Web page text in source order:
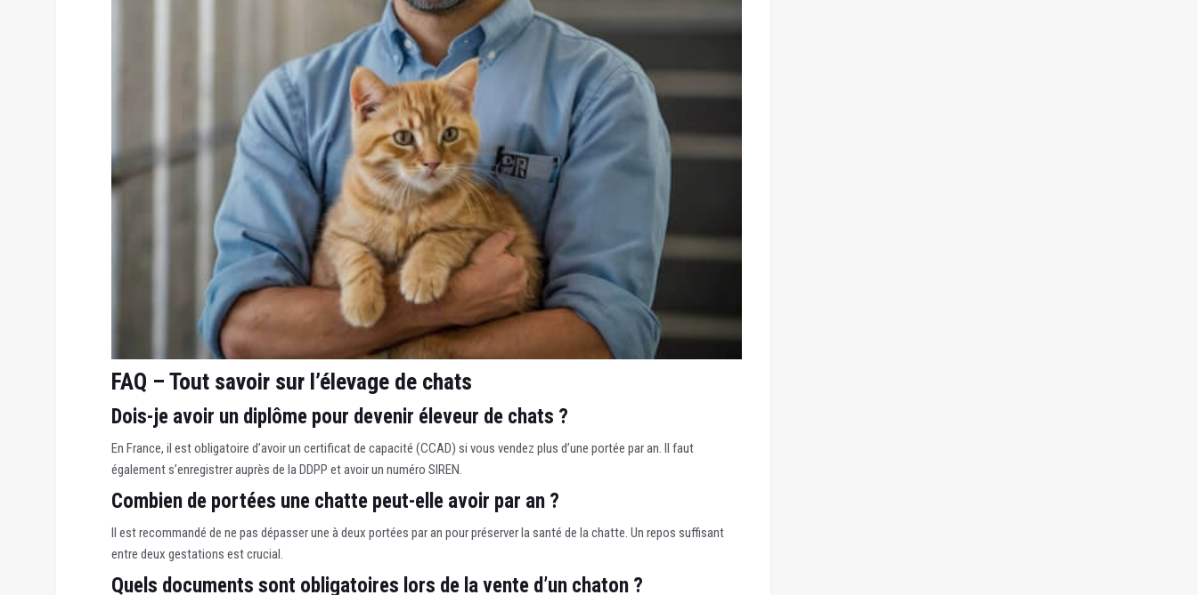
FAQ – Tout savoir sur l’élevage de chats
Dois-je avoir un diplôme pour devenir éleveur de chats ?
En France, il est obligatoire d’avoir un certificat de capacité (CCAD) si vous vendez plus d’une portée par an. Il faut
également s’enregistrer auprès de la DDPP et avoir un numéro SIREN.
Combien de portées une chatte peut-elle avoir par an ?
Il est recommandé de ne pas dépasser une à deux portées par an pour préserver la santé de la chatte. Un repos suffisant
entre deux gestations est crucial.
Quels documents sont obligatoires lors de la vente d’un chaton ?